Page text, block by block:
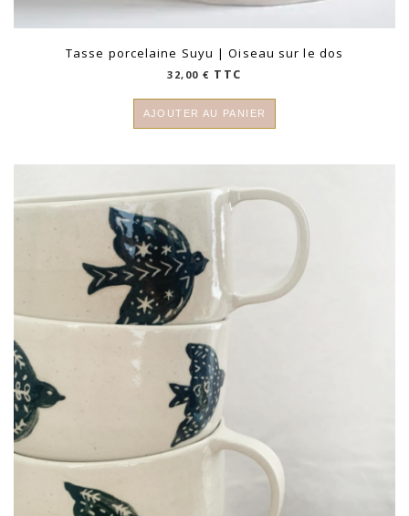
Tasse porcelaine Suyu | Oiseau sur le dos
32,00€ TTC
AJOUTER AU PANIER